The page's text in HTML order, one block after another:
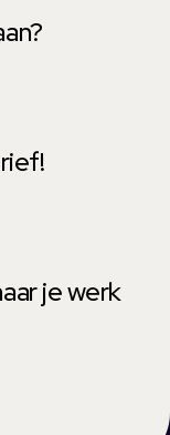
je werk